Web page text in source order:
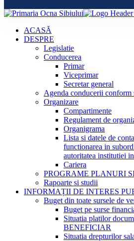
ACASĂ
DESPRE
Legislatie
Conducerea
Primar
Viceprimar
Secretar general
Agenda conducerii
Organizare
Compartimente
Regulament de
Organigrama
Lista si datele de
functionarea in
autoritatea institutiei
Cariera
PROGRAME PLANURI
Rapoarte si studii
INFORMAȚII DE INTERES
Buget din toate sursele de
Buget pe surse
Situatia platilor
BENEFICIAR
Situatia drepturilor